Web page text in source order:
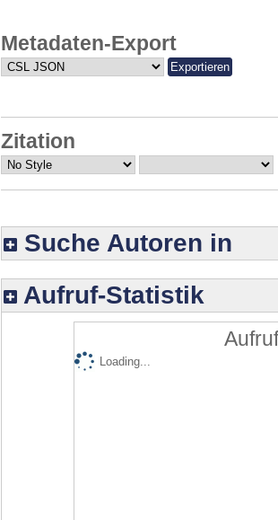
Metadaten-Export
Zitation
Suche Autoren in
Aufruf-Statistik
Loading...